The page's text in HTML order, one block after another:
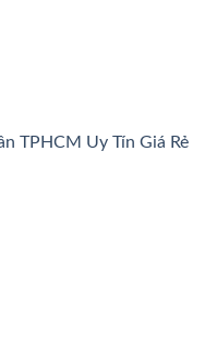
TPHCM Uy Tín Giá Rẻ